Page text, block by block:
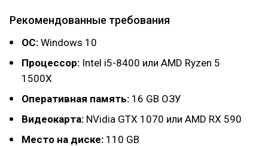
Рекомендованные требования
ОС: Windows 10
Процессор: Intel i5-8400 или AMD Ryzen 5
1500X
Оперативная память: 16 GB ОЗУ
Видеокарта: NVidia GTX 1070 или AMD RX 590
Место на диске: 110 GB